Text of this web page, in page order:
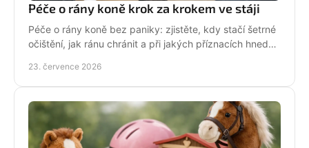
Péče o rány koně krok za krokem ve stáji
Péče o rány koně bez paniky: zjistěte, kdy stačí šetrné
očištění, jak ránu chránit a při jakých příznacích hned
23. července 2026